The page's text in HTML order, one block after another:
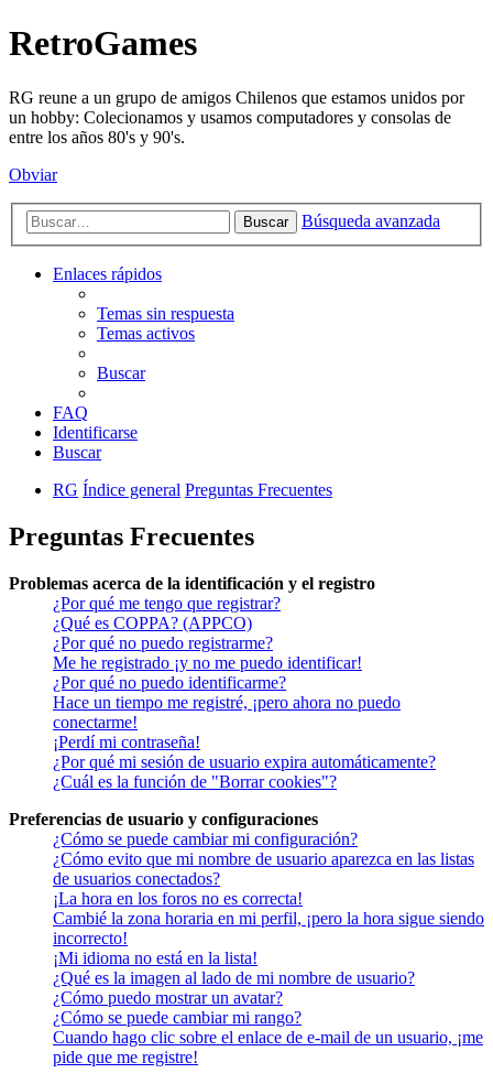
RetroGames
RG reune a un grupo de amigos Chilenos que estamos unidos por
un hobby: Colecionamos y usamos computadores y consolas de
entre los años 80's y 90's.
Obviar
Buscar Búsqueda avanzada
Enlaces rápidos
Temas sin respuesta
Temas activos
Buscar
FAQ
Identificarse
Buscar
RG Índice general Preguntas Frecuentes
Preguntas Frecuentes
Problemas acerca de la identificación y el registro
¿Por qué me tengo que registrar?
¿Qué es COPPA? (APPCO)
¿Por qué no puedo registrarme?
Me he registrado ¡y no me puedo identificar!
¿Por qué no puedo identificarme?
Hace un tiempo me registré, ¡pero ahora no puedo
conectarme!
¡Perdí mi contraseña!
¿Por qué mi sesión de usuario expira automáticamente?
¿Cuál es la función de "Borrar cookies"?
Preferencias de usuario y configuraciones
¿Cómo se puede cambiar mi configuración?
¿Cómo evito que mi nombre de usuario aparezca en las listas
de usuarios conectados?
¡La hora en los foros no es correcta!
Cambié la zona horaria en mi perfil, ¡pero la hora sigue siendo
incorrecto!
¡Mi idioma no está en la lista!
¿Qué es la imagen al lado de mi nombre de usuario?
¿Cómo puedo mostrar un avatar?
¿Cómo se puede cambiar mi rango?
Cuando hago clic sobre el enlace de e-mail de un usuario, ¡me
pide que me registre!